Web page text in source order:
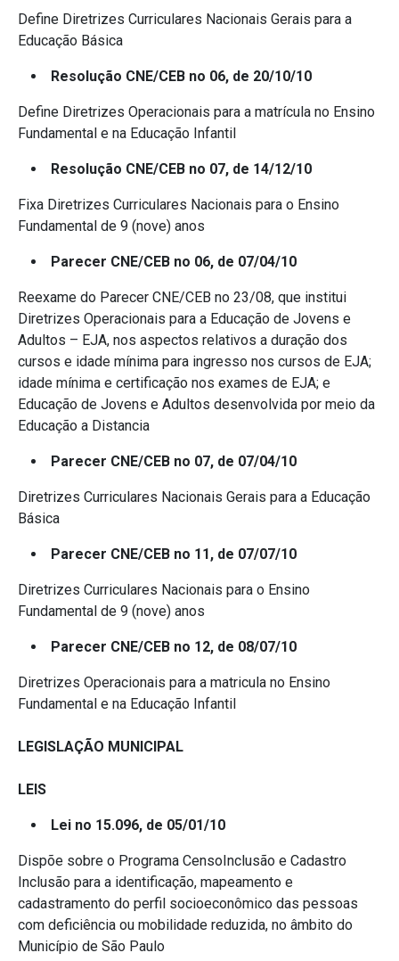
Define Diretrizes Curriculares Nacionais Gerais para a
Educação Básica
Resolução CNE/CEB no 06, de 20/10/10
Define Diretrizes Operacionais para a matrícula no Ensino
Fundamental e na Educação Infantil
Resolução CNE/CEB no 07, de 14/12/10
Fixa Diretrizes Curriculares Nacionais para o Ensino
Fundamental de 9 (nove) anos
Parecer CNE/CEB no 06, de 07/04/10
Reexame do Parecer CNE/CEB no 23/08, que institui
Diretrizes Operacionais para a Educação de Jovens e
Adultos – EJA, nos aspectos relativos a duração dos
cursos e idade mínima para ingresso nos cursos de EJA;
idade mínima e certificação nos exames de EJA; e
Educação de Jovens e Adultos desenvolvida por meio da
Educação a Distancia
Parecer CNE/CEB no 07, de 07/04/10
Diretrizes Curriculares Nacionais Gerais para a Educação
Básica
Parecer CNE/CEB no 11, de 07/07/10
Diretrizes Curriculares Nacionais para o Ensino
Fundamental de 9 (nove) anos
Parecer CNE/CEB no 12, de 08/07/10
Diretrizes Operacionais para a matricula no Ensino
Fundamental e na Educação Infantil
LEGISLAÇÃO MUNICIPAL
LEIS
Lei no 15.096, de 05/01/10
Dispõe sobre o Programa CensoInclusão e Cadastro
Inclusão para a identificação, mapeamento e
cadastramento do perfil socioeconômico das pessoas
com deficiência ou mobilidade reduzida, no âmbito do
Município de São Paulo